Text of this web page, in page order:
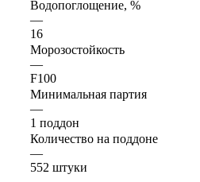
Водопоглощение, %
—
16
Морозостойкость
—
F100
Минимальная партия
—
1 поддон
Количество на поддоне
—
552 штуки